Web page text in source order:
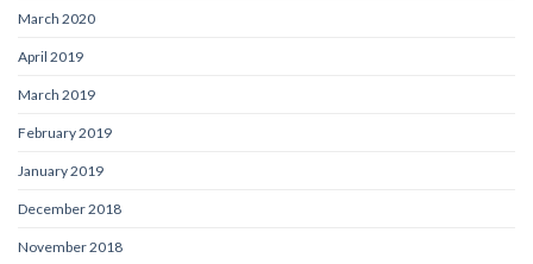
March 2020
April 2019
March 2019
February 2019
January 2019
December 2018
November 2018